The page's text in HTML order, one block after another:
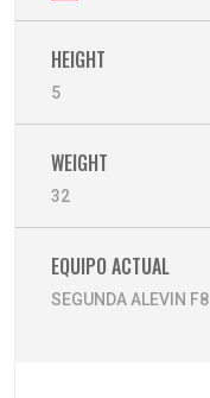
HEIGHT
5
WEIGHT
32
EQUIPO ACTUAL
SEGUNDA ALEVIN F8